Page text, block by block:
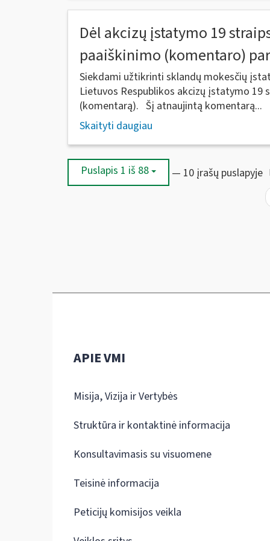
Dėl akcizų įstatymo 19
paaiškinimo (komentaro)
Siekdami užtikrinti sklandų mokesčių
Lietuvos Respublikos akcizų įstatymo 19
(komentarą). Šį atnaujintą komentarą...
Skaityti daugiau
Puslapis 1 iš 88 — 10 įrašų puslapyje
APIE VMI
Misija, Vizija ir Vertybės
Struktūra ir kontaktinė informacija
Konsultavimasis su visuomene
Teisinė informacija
Peticijų komisijos veikla